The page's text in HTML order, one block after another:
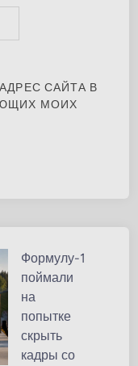
САЙТА В
МОИХ
Формулу-1
поймали
на
попытке
скрыть
кадры со